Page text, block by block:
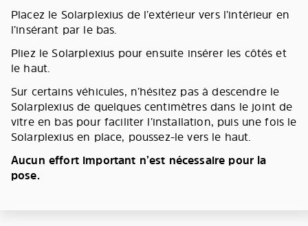
Placez le Solarplexius de l’extérieur vers l’intérieur en
l’insérant par le bas.
Pliez le Solarplexius pour ensuite insérer les côtés et
le haut.
Sur certains véhicules, n’hésitez pas à descendre le
Solarplexius de quelques centimètres dans le joint de
vitre en bas pour faciliter l’installation, puis une fois le
Solarplexius en place, poussez-le vers le haut.
Aucun effort important n’est nécessaire pour la
pose.